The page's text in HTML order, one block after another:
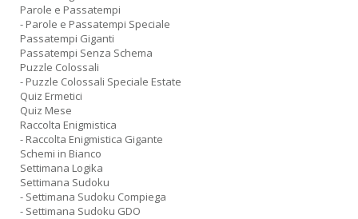
Parole e Passatempi
- Parole e Passatempi Speciale
Passatempi Giganti
Passatempi Senza Schema
Puzzle Colossali
- Puzzle Colossali Speciale Estate
Quiz Ermetici
Quiz Mese
Raccolta Enigmistica
- Raccolta Enigmistica Gigante
Schemi in Bianco
Settimana Logika
Settimana Sudoku
- Settimana Sudoku Compiega
- Settimana Sudoku GDO